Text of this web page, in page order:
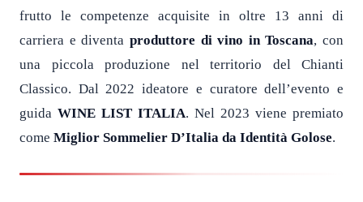
frutto le competenze acquisite in oltre 13 anni di
carriera e diventa produttore di vino in Toscana, con
una piccola produzione nel territorio del Chianti
Classico. Dal 2022 ideatore e curatore dell’evento e
guida WINE LIST ITALIA. Nel 2023 viene premiato
come Miglior Sommelier D’Italia da Identità Golose.